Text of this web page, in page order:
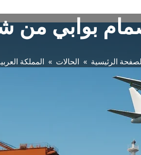
بوابي من
الرئيسية » الحالات » المملكة